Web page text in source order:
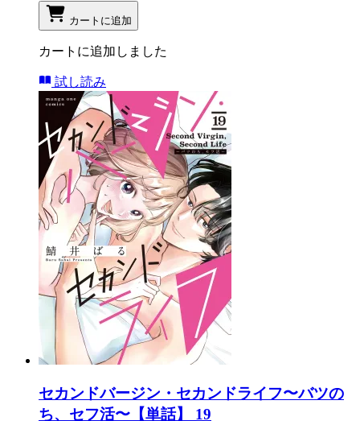
カートに追加
カートに追加しました
試し読み
セカンドバージン・セカンドライフ〜バツの
ち、セフ活〜【単話】 19